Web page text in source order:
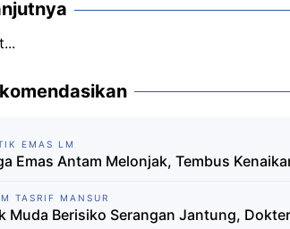
EMAS LM
Emas Antam Melonjak, Tembus
TASRIF MANSUR
Muda Berisiko Serangan Jantung,